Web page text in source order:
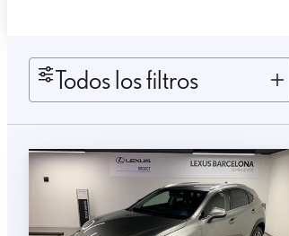
Todos los filtros